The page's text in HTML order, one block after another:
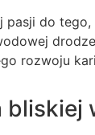
do
rozwoju